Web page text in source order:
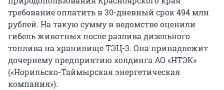
требование оплатить в 30-дневный срок 494 млн
рублей. На такую сумму в ведомстве оценили
гибель животных после разлива дизельного
топлива на хранилище ТЭЦ-3. Она принадлежит
дочернему предприятию холдинга АО «НТЭК»
(«Норильско-Таймырская энергетическая
компания»).